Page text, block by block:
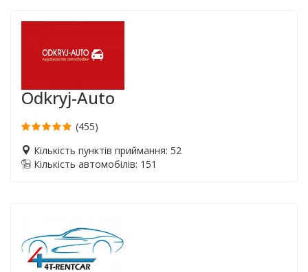
Odkryj-Auto
(455)
Кількість пунктів приймання: 52
Кількість автомобілів: 151